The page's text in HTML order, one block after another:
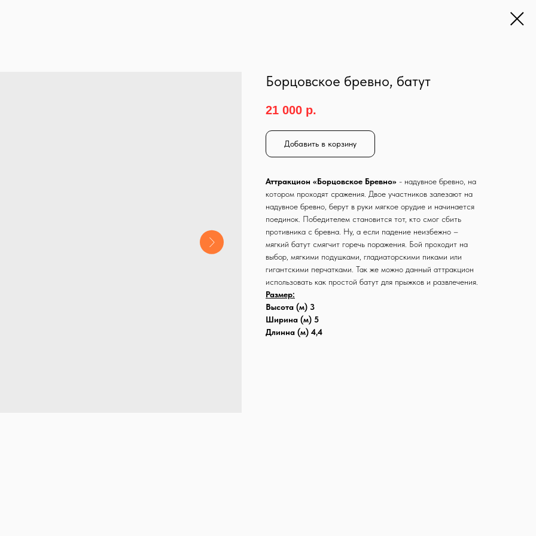
Борцовское бревно, батут
21 000 р.
Добавить в корзину
Аттракцион «Борцовское Бревно» - надувное бревно, на
котором проходят сражения. Двое участников залезают на
надувное бревно, берут в руки мягкое орудие и начинается
поединок. Победителем становится тот, кто смог сбить
противника с бревна. Ну, а если падение неизбежно –
мягкий батут смягчит горечь поражения. Бой проходит на
выбор, мягкими подушками, гладиаторскими пиками или
гигантскими перчатками. Так же можно данный аттракцион
использовать как простой батут для прыжков и развлечения.
Размер:
Высота (м) 3
Ширина (м) 5
Длинна (м) 4,4